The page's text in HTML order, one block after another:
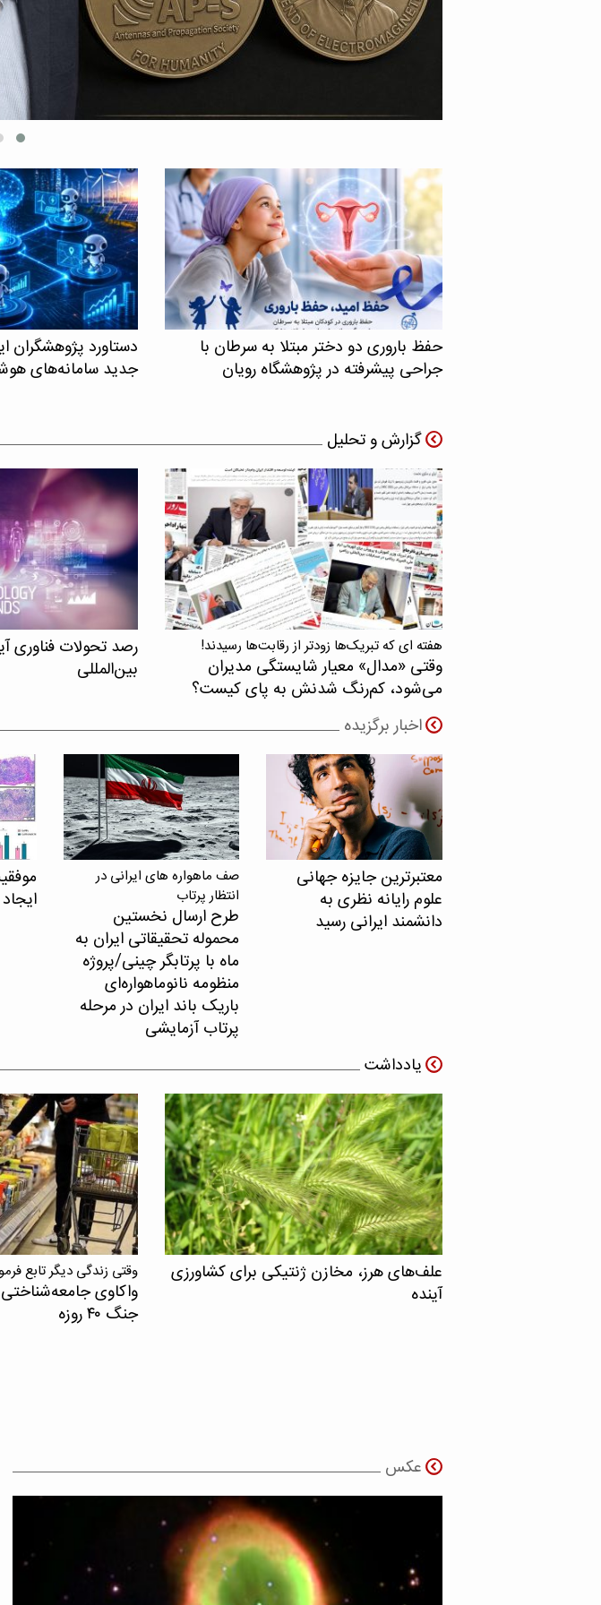
حفظ باروری دو دختر مبتلا به سرطان با
جراحی پیشرفته در پژوهشگاه رویان
دستاورد پژوهشگران
جدید سامانه‌های
گزارش و تحلیل
هفته ای که تبریک‌ها زودتر از رقابت‌ها رسیدند!
وقتی «مدال‌» معیار شایستگی مدیران
می‌شود، کم‌رنگ شدنش به پای کیست؟
رصد تحولات فناوری
بین‌المللی
اخبار برگزیده
معتبرترین جایزه جهانی
علوم رایانه نظری به
دانشمند ایرانی رسید
صف ماهواره های ایرانی در
انتظار پرتاب
طرح ارسال نخستین
محموله تحقیقاتی ایران به
ماه با پرتابگر چینی/پروژه
منظومه نانوماهواره‌ای
باریک باند ایران در مرحله
پرتاب آزمایشی
یادداشت
علف‌های هرز، مخازن ژنتیکی برای کشاورزی
آینده
وقتی زندگی دیگر تابع
واکاوی
جنگ ۴۰ روزه
عکس